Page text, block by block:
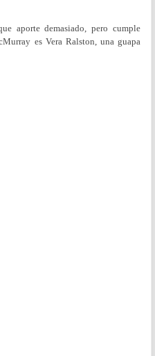
aporte demasiado, pero cumple
es Vera Ralston, una guapa